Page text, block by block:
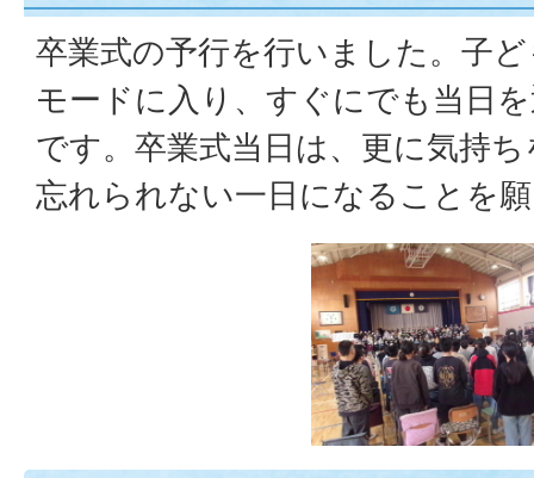
卒業式の予行を行いました。子
モードに入り、すぐにでも当日
です。卒業式当日は、更に気持
忘れられない一日になることを